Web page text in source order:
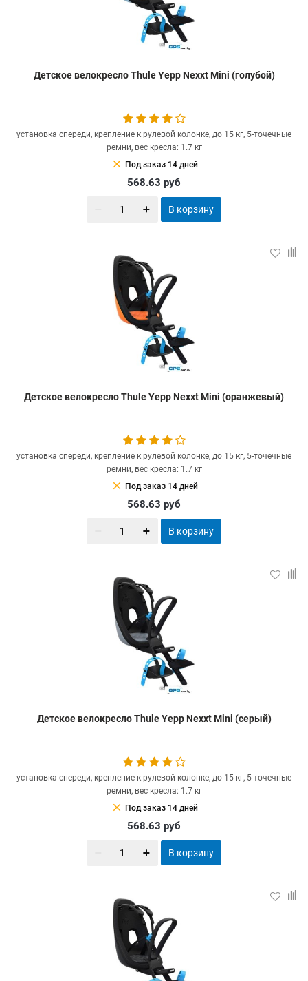
Детское велокресло Thule Yepp Nexxt Mini (голубой)
установка спереди, крепление к рулевой колонке, до 15 кг, 5-точечные
ремни, вес кресла: 1.7 кг
clear Под заказ 14 дней
568.63 руб
В корзину
Детское велокресло Thule Yepp Nexxt Mini (оранжевый)
установка спереди, крепление к рулевой колонке, до 15 кг, 5-точечные
ремни, вес кресла: 1.7 кг
clear Под заказ 14 дней
568.63 руб
В корзину
Детское велокресло Thule Yepp Nexxt Mini (серый)
установка спереди, крепление к рулевой колонке, до 15 кг, 5-точечные
ремни, вес кресла: 1.7 кг
clear Под заказ 14 дней
568.63 руб
В корзину